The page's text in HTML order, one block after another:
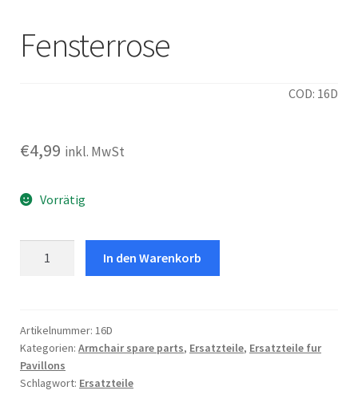
Fensterrose
COD: 16D
€4,99 inkl. MwSt
Vorrätig
In den Warenkorb
Artikelnummer: 16D
Kategorien: Armchair spare parts, Ersatzteile, Ersatzteile fur
Pavillons
Schlagwort: Ersatzteile